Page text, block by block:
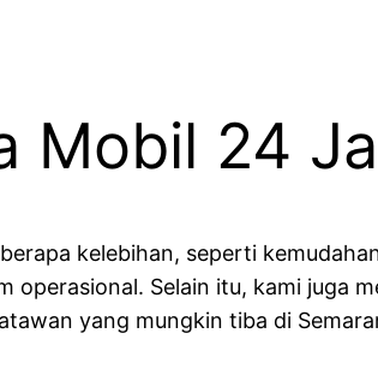
Mobil 24
kelebihan, seperti
operasional. Selain itu, kami juga
yang mungkin tiba di